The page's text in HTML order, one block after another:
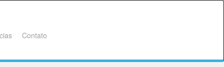
Contato